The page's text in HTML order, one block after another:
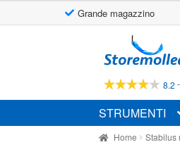
Grande magazzino
alla
navigazione
al
contenuto
8.2
STRUMENTI
Home Stabilus